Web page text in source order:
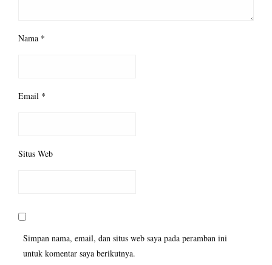
Nama *
Email *
Situs Web
Simpan nama, email, dan situs web saya pada peramban ini
untuk komentar saya berikutnya.